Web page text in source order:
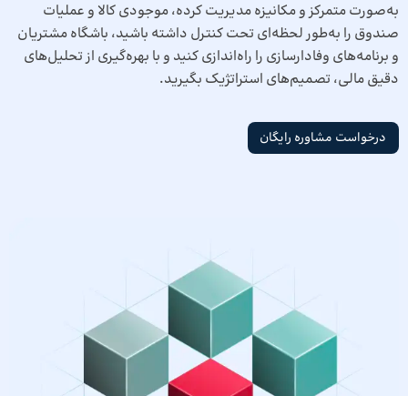
به‌صورت متمرکز و مکانیزه مدیریت کرده، موجودی کالا و عملیات
صندوق را به‌طور لحظه‌ای تحت کنترل داشته باشید، باشگاه مشتریان
و برنامه‌های وفادارسازی را راه‌اندازی کنید و با بهره‌گیری از تحلیل‌های
دقیق مالی، تصمیم‌های استراتژیک بگیرید.
درخواست مشاوره رایگان